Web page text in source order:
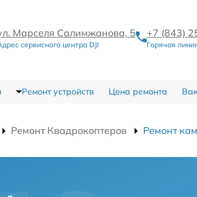
Марселя Салимжанова, 5
сервисного центра DJI
+7 (843)
Горячая
Ремонт устройств Цена ремонта
Ремонт Квадрокоптеров Ремонт